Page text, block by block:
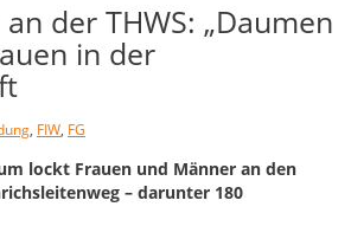
der THWS: „Daumen
in der
, FIW, FG
lockt Frauen und Männer an den
– darunter 180